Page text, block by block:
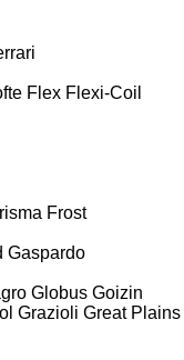
Flex Flexi-Coil
Frost
Gaspardo
Globus Goizin
Grazioli Great Plains